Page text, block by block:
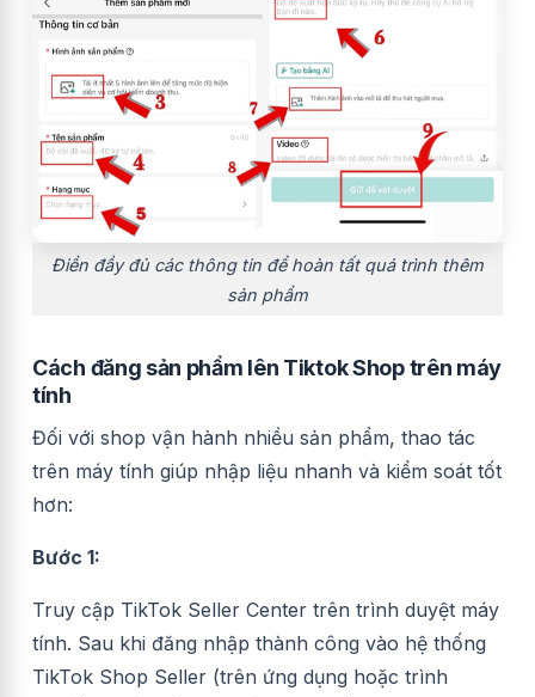
Điền đầy đủ các thông tin để hoàn tất quá trình thêm
sản phẩm
Cách đăng sản phẩm lên Tiktok Shop trên máy
tính
Đối với shop vận hành nhiều sản phẩm, thao tác
trên máy tính giúp nhập liệu nhanh và kiểm soát tốt
hơn:
Bước 1:
Truy cập TikTok Seller Center trên trình duyệt máy
tính. Sau khi đăng nhập thành công vào hệ thống
TikTok Shop Seller (trên ứng dụng hoặc trình